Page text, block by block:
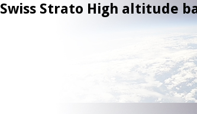
Swiss Strato High altitude